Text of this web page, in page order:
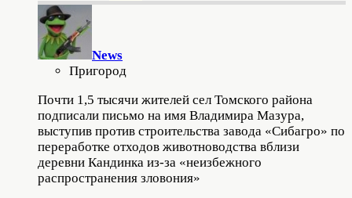
News
Пригород
Почти 1,5 тысячи жителей сел Томского района
подписали письмо на имя Владимира Мазура,
выступив против строительства завода «Сибагро» по
переработке отходов животноводства вблизи
деревни Кандинка из-за «неизбежного
распространения зловония»